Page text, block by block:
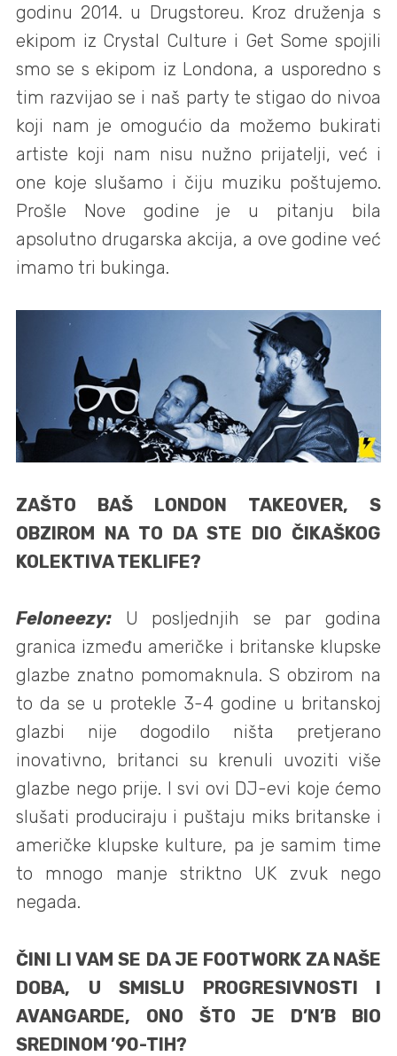
godinu 2014. u Drugstoreu. Kroz druženja s
ekipom iz Crystal Culture i Get Some spojili
smo se s ekipom iz Londona, a usporedno s
tim razvijao se i naš party te stigao do nivoa
koji nam je omogućio da možemo bukirati
artiste koji nam nisu nužno prijatelji, već i
one koje slušamo i čiju muziku poštujemo.
Prošle Nove godine je u pitanju bila
apsolutno drugarska akcija, a ove godine već
imamo tri bukinga.
ZAŠTO BAŠ LONDON TAKEOVER, S
OBZIROM NA TO DA STE DIO ČIKAŠKOG
KOLEKTIVA TEKLIFE?
Feloneezy: U posljednjih se par godina
granica između američke i britanske klupske
glazbe znatno pomomaknula. S obzirom na
to da se u protekle 3-4 godine u britanskoj
glazbi nije dogodilo ništa pretjerano
inovativno, britanci su krenuli uvoziti više
glazbe nego prije. I svi ovi DJ-evi koje ćemo
slušati produciraju i puštaju miks britanske i
američke klupske kulture, pa je samim time
to mnogo manje striktno UK zvuk nego
negada.
ČINI LI VAM SE DA JE FOOTWORK ZA NAŠE
DOBA, U SMISLU PROGRESIVNOSTI I
AVANGARDE, ONO ŠTO JE D’N’B BIO
SREDINOM ’90-TIH?